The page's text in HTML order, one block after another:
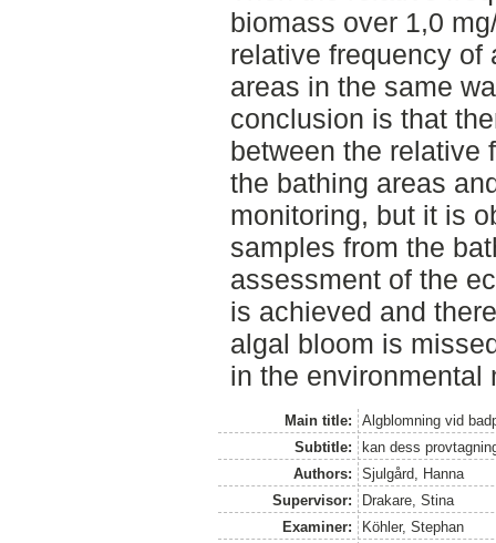
biomass over 1,0
relative frequency of
areas in the same
conclusion is that
between the relative
the bathing areas
monitoring, but it is
samples from the
assessment of the
is achieved and
algal bloom is
in the environmental
Main title:
Algblomning vid
Subtitle:
kan dess
Authors:
Sjulgård, Hanna
Supervisor:
Drakare, Stina
Examiner:
Köhler, Stephan